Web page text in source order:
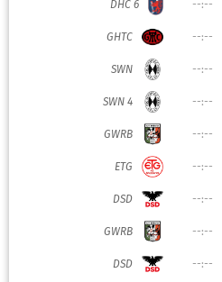
DHC 6 --:--
GHTC --:--
SWN --:--
SWN 4 --:--
GWRB --:--
ETG --:--
DSD --:--
GWRB --:--
DSD --:--